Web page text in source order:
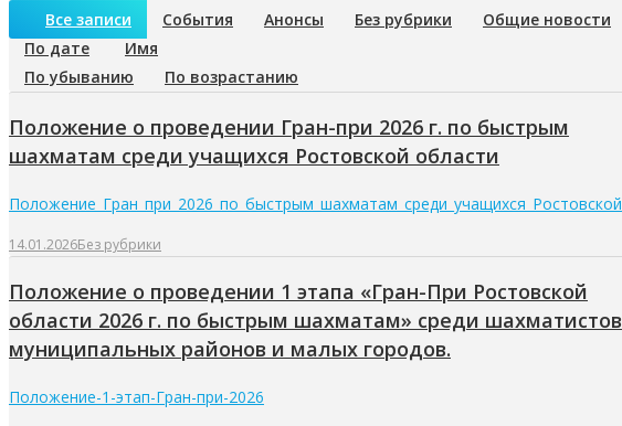
Все записи События Анонсы Без рубрики Общие новости
По дате
Имя
По убыванию
По возрастанию
Положение о проведении Гран-при 2026 г. по быстрым
шахматам среди учащихся Ростовской области
Положение_Гран_при_2026_по_быстрым_шахматам_среди_учащихся_Ростовской
14.01.2026Без рубрики
Положение о проведении 1 этапа «Гран-При Ростовской
области 2026 г. по быстрым шахматам» среди шахматистов
муниципальных районов и малых городов.
Положение-1-этап-Гран-при-2026